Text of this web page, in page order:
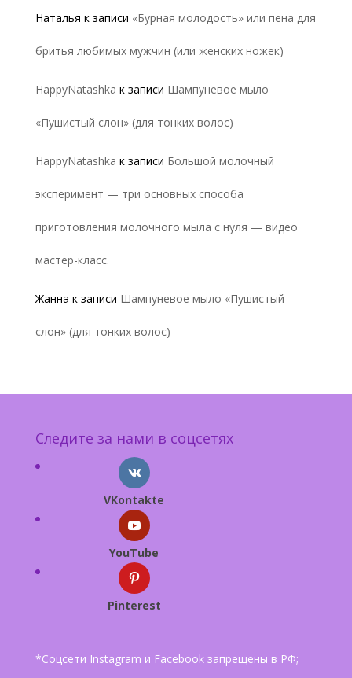
Наталья к записи «Бурная молодость» или пена для
бритья любимых мужчин (или женских ножек)
HappyNatashka к записи Шампуневое мыло
«Пушистый слон» (для тонких волос)
HappyNatashka к записи Большой молочный
эксперимент — три основных способа
приготовления молочного мыла с нуля — видео
мастер-класс.
Жанна к записи Шампуневое мыло «Пушистый
слон» (для тонких волос)
Следите за нами в соцсетях
VKontakte
YouTube
Pinterest
*Соцсети Instagram и Facebook запрещены в РФ;